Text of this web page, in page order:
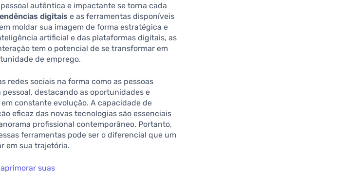
autêntica e impactante se torna cada
digitais e as ferramentas disponíveis
moldar sua imagem de forma estratégica e
artificial e das plataformas digitais, as
tem o potencial de se transformar em
de emprego.
redes sociais na forma como as pessoas
destacando as oportunidades e
constante evolução. A capacidade de
eficaz das novas tecnologias são essenciais
profissional contemporâneo. Portanto,
ferramentas pode ser o diferencial que um
em sua trajetória.
suas